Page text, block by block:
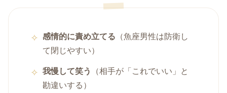
感情的に責め立てる （魚座男性は防衛し
て閉じやすい）
我慢して笑う
（相手が「これでいい」と
勘違いする）